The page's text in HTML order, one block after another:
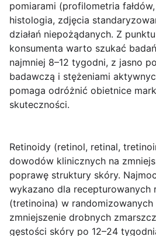
pomiarami (profilometria
histologia, zdjęcia
działań niepożądanych. Z
konsumenta warto szukać
najmniej 8–12 tygodni, z jasno
badawczą i stężeniami
pomaga odróżnić obietnice
skuteczności.
Retinoidy (retinol, retinal,
dowodów klinicznych na
poprawę struktury skóry.
wykazano dla recepturowanych
(tretinoina) w
zmniejszenie drobnych
gęstości skóry po 12–24